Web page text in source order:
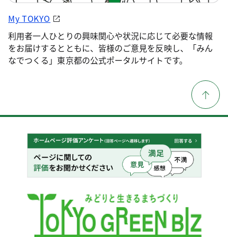
My TOKYO
利用者一人ひとりの興味関心や状況に応じて必要な情報
をお届けするとともに、皆様のご意見を反映し、「みん
なでつくる」東京都の公式ポータルサイトです。